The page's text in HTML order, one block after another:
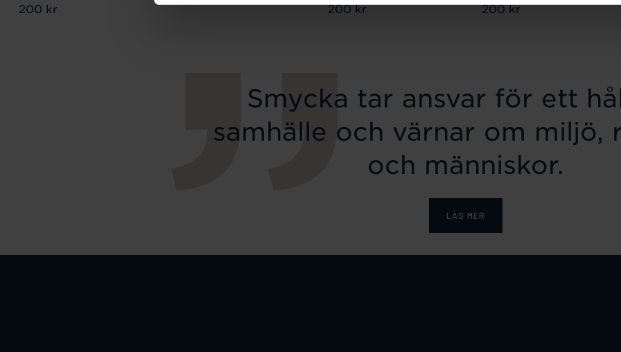
Pris:200 kr
200 kr Pris:200 kr
200 kr Pris:200 kr
200 kr
Smycka tar ansvar för ett
samhälle och värnar om miljö,
och människor.
LÄS MER